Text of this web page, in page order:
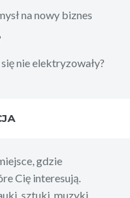
na nowy biznes
nie elektryzowały?
gdzie
Cię interesują.
sztuki, muzyki,